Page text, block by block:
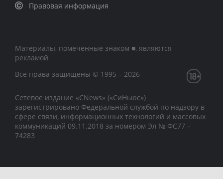
Правовая информация
Материалы, помеченные знаком ■, являются
рекламой
Все права защищены © 1995 – 2026
Сетевое издание «CNews» («СиНьюс»)
зарегистрировано Федеральной службой по надзору в
сфере связи, информационных технологий и массовых
коммуникаций 09.11.2018 за номером Эл № ФС77 –
74283